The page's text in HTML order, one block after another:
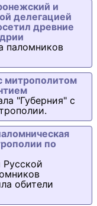
и
делегацией
древние
паломников
митрополитом
"Губерния" с
по
Русской
обители